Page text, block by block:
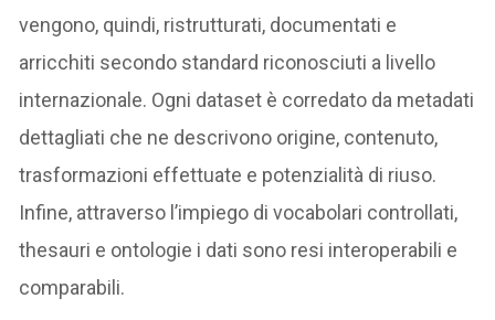
vengono, quindi, ristrutturati, documentati e
arricchiti secondo standard riconosciuti a livello
internazionale. Ogni dataset è corredato da metadati
dettagliati che ne descrivono origine, contenuto,
trasformazioni effettuate e potenzialità di riuso.
Infine, attraverso l’impiego di vocabolari controllati,
thesauri e ontologie i dati sono resi interoperabili e
comparabili.